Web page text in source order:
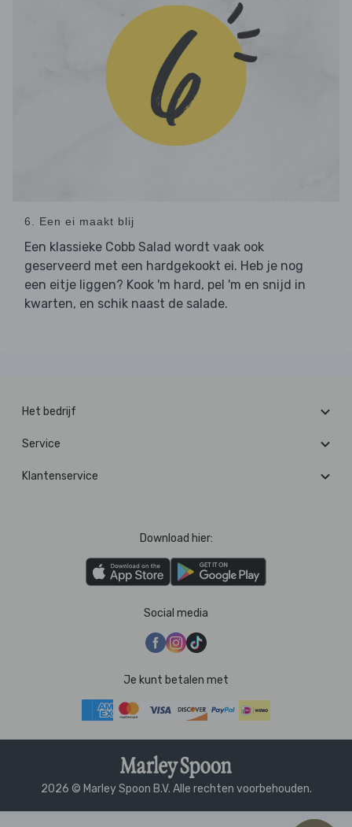
6. Een ei maakt blij
Een klassieke Cobb Salad wordt vaak ook
geserveerd met een hardgekookt ei. Heb je nog
een eitje liggen? Kook 'm hard, pel 'm en snijd in
kwarten, en schik naast de salade.
Het bedrijf
Service
Klantenservice
Download hier:
Social media
Je kunt betalen met
2026 © Marley Spoon B.V. Alle rechten voorbehouden.